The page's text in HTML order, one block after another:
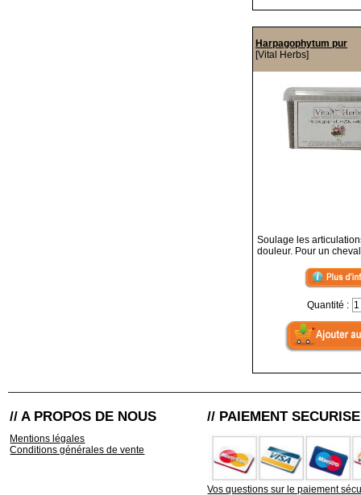
Harpagophytum pur
[Vital Herbs]
Soulage les
douleur. Pour un
Quantité :
// A PROPOS DE NOUS
Mentions légales
Conditions générales de vente
// PAIEMENT SECURISE
Vos questions sur le paiement